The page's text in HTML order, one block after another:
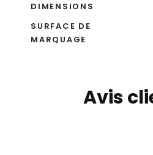
DIMENSIONS
SURFACE DE
MARQUAGE
Avis